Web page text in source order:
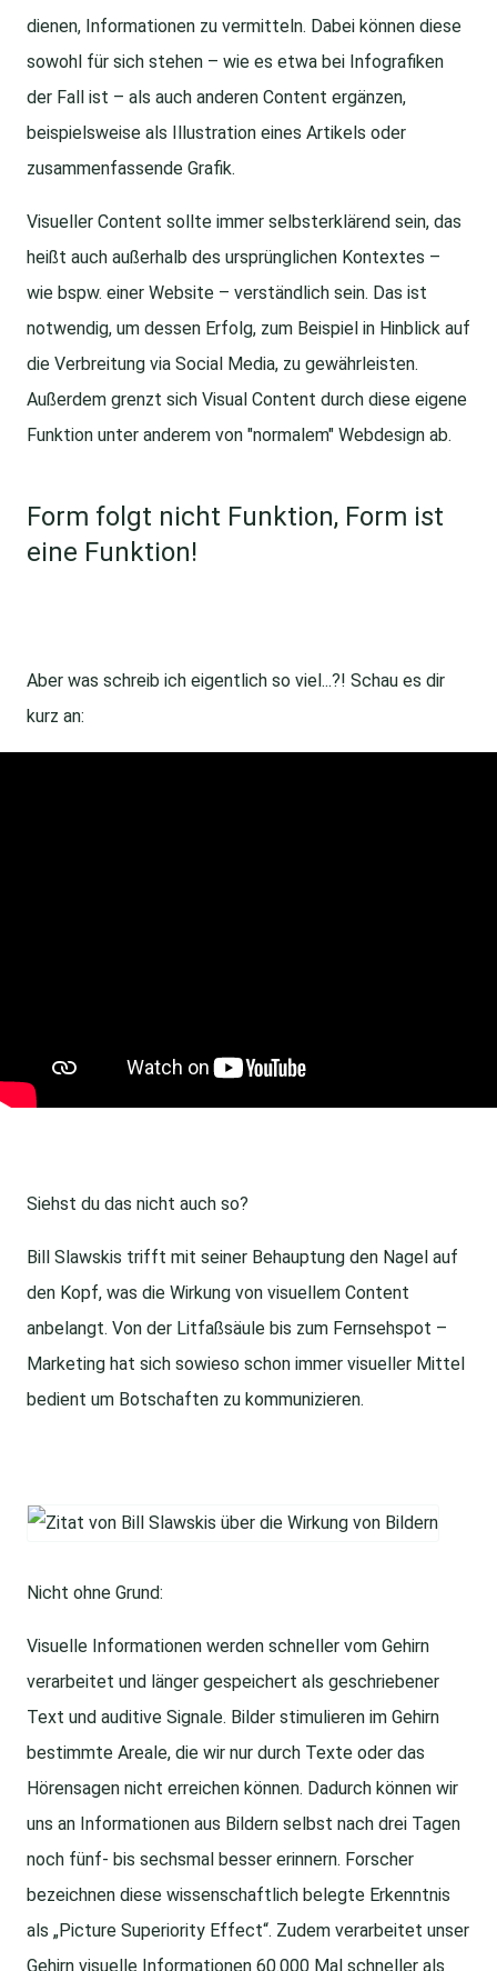
dienen, Informationen zu vermitteln. Dabei können diese
sowohl für sich stehen – wie es etwa bei Infografiken
der Fall ist – als auch anderen Content ergänzen,
beispielsweise als Illustration eines Artikels oder
zusammenfassende Grafik.
Visueller Content sollte immer selbsterklärend sein, das
heißt auch außerhalb des ursprünglichen Kontextes –
wie bspw. einer Website – verständlich sein. Das ist
notwendig, um dessen Erfolg, zum Beispiel in Hinblick auf
die Verbreitung via Social Media, zu gewährleisten.
Außerdem grenzt sich Visual Content durch diese eigene
Funktion unter anderem von "normalem" Webdesign ab.
Form folgt nicht Funktion, Form ist
eine Funktion!
Aber was schreib ich eigentlich so viel...?! Schau es dir
kurz an:
Siehst du das nicht auch so?
Bill Slawskis trifft mit seiner Behauptung den Nagel auf
den Kopf, was die Wirkung von visuellem Content
anbelangt. Von der Litfaßsäule bis zum Fernsehspot –
Marketing hat sich sowieso schon immer visueller Mittel
bedient um Botschaften zu kommunizieren.
Nicht ohne Grund:
Visuelle Informationen werden schneller vom Gehirn
verarbeitet und länger gespeichert als geschriebener
Text und auditive Signale. Bilder stimulieren im Gehirn
bestimmte Areale, die wir nur durch Texte oder das
Hörensagen nicht erreichen können. Dadurch können wir
uns an Informationen aus Bildern selbst nach drei Tagen
noch fünf- bis sechsmal besser erinnern. Forscher
bezeichnen diese wissenschaftlich belegte Erkenntnis
als „Picture Superiority Effect“. Zudem verarbeitet unser
Gehirn visuelle Informationen 60.000 Mal schneller als